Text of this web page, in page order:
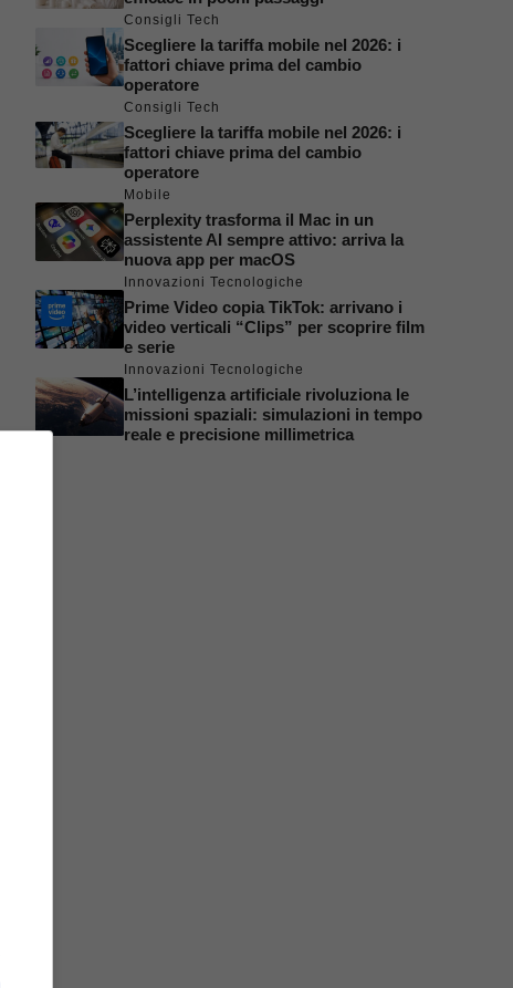
Consigli Tech
Scegliere la tariffa mobile nel 2026: i
fattori chiave prima del cambio
operatore
Consigli Tech
Scegliere la tariffa mobile nel 2026: i
fattori chiave prima del cambio
operatore
Mobile
Perplexity trasforma il Mac in un
assistente AI sempre attivo: arriva la
nuova app per macOS
Innovazioni Tecnologiche
Prime Video copia TikTok: arrivano i
video verticali “Clips” per scoprire film
e serie
Innovazioni Tecnologiche
L’intelligenza artificiale rivoluziona le
missioni spaziali: simulazioni in tempo
reale e precisione millimetrica